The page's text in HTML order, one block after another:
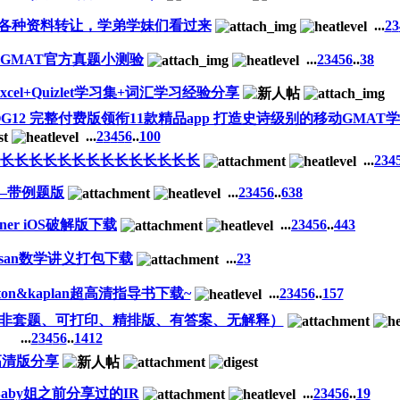
种资料转让，学弟学妹们看过来 ...23
官方真题小测验 ...23456..38
学习集+词汇学习经验分享
完整付费版领衔11款精品app 打造史诗级别的移动GMAT
...23456..100
长长长长长长长长长长长长长
...234
例题版 ...23456..638
iOS破解版下载 ...23456..443
数学讲义打包下载 ...23
超高清指导书下载~ ...23456..157
套题、可打印、精排版、有答案、无解释）
...23456..1412
版分享
姐之前分享过的IR ...23456..19